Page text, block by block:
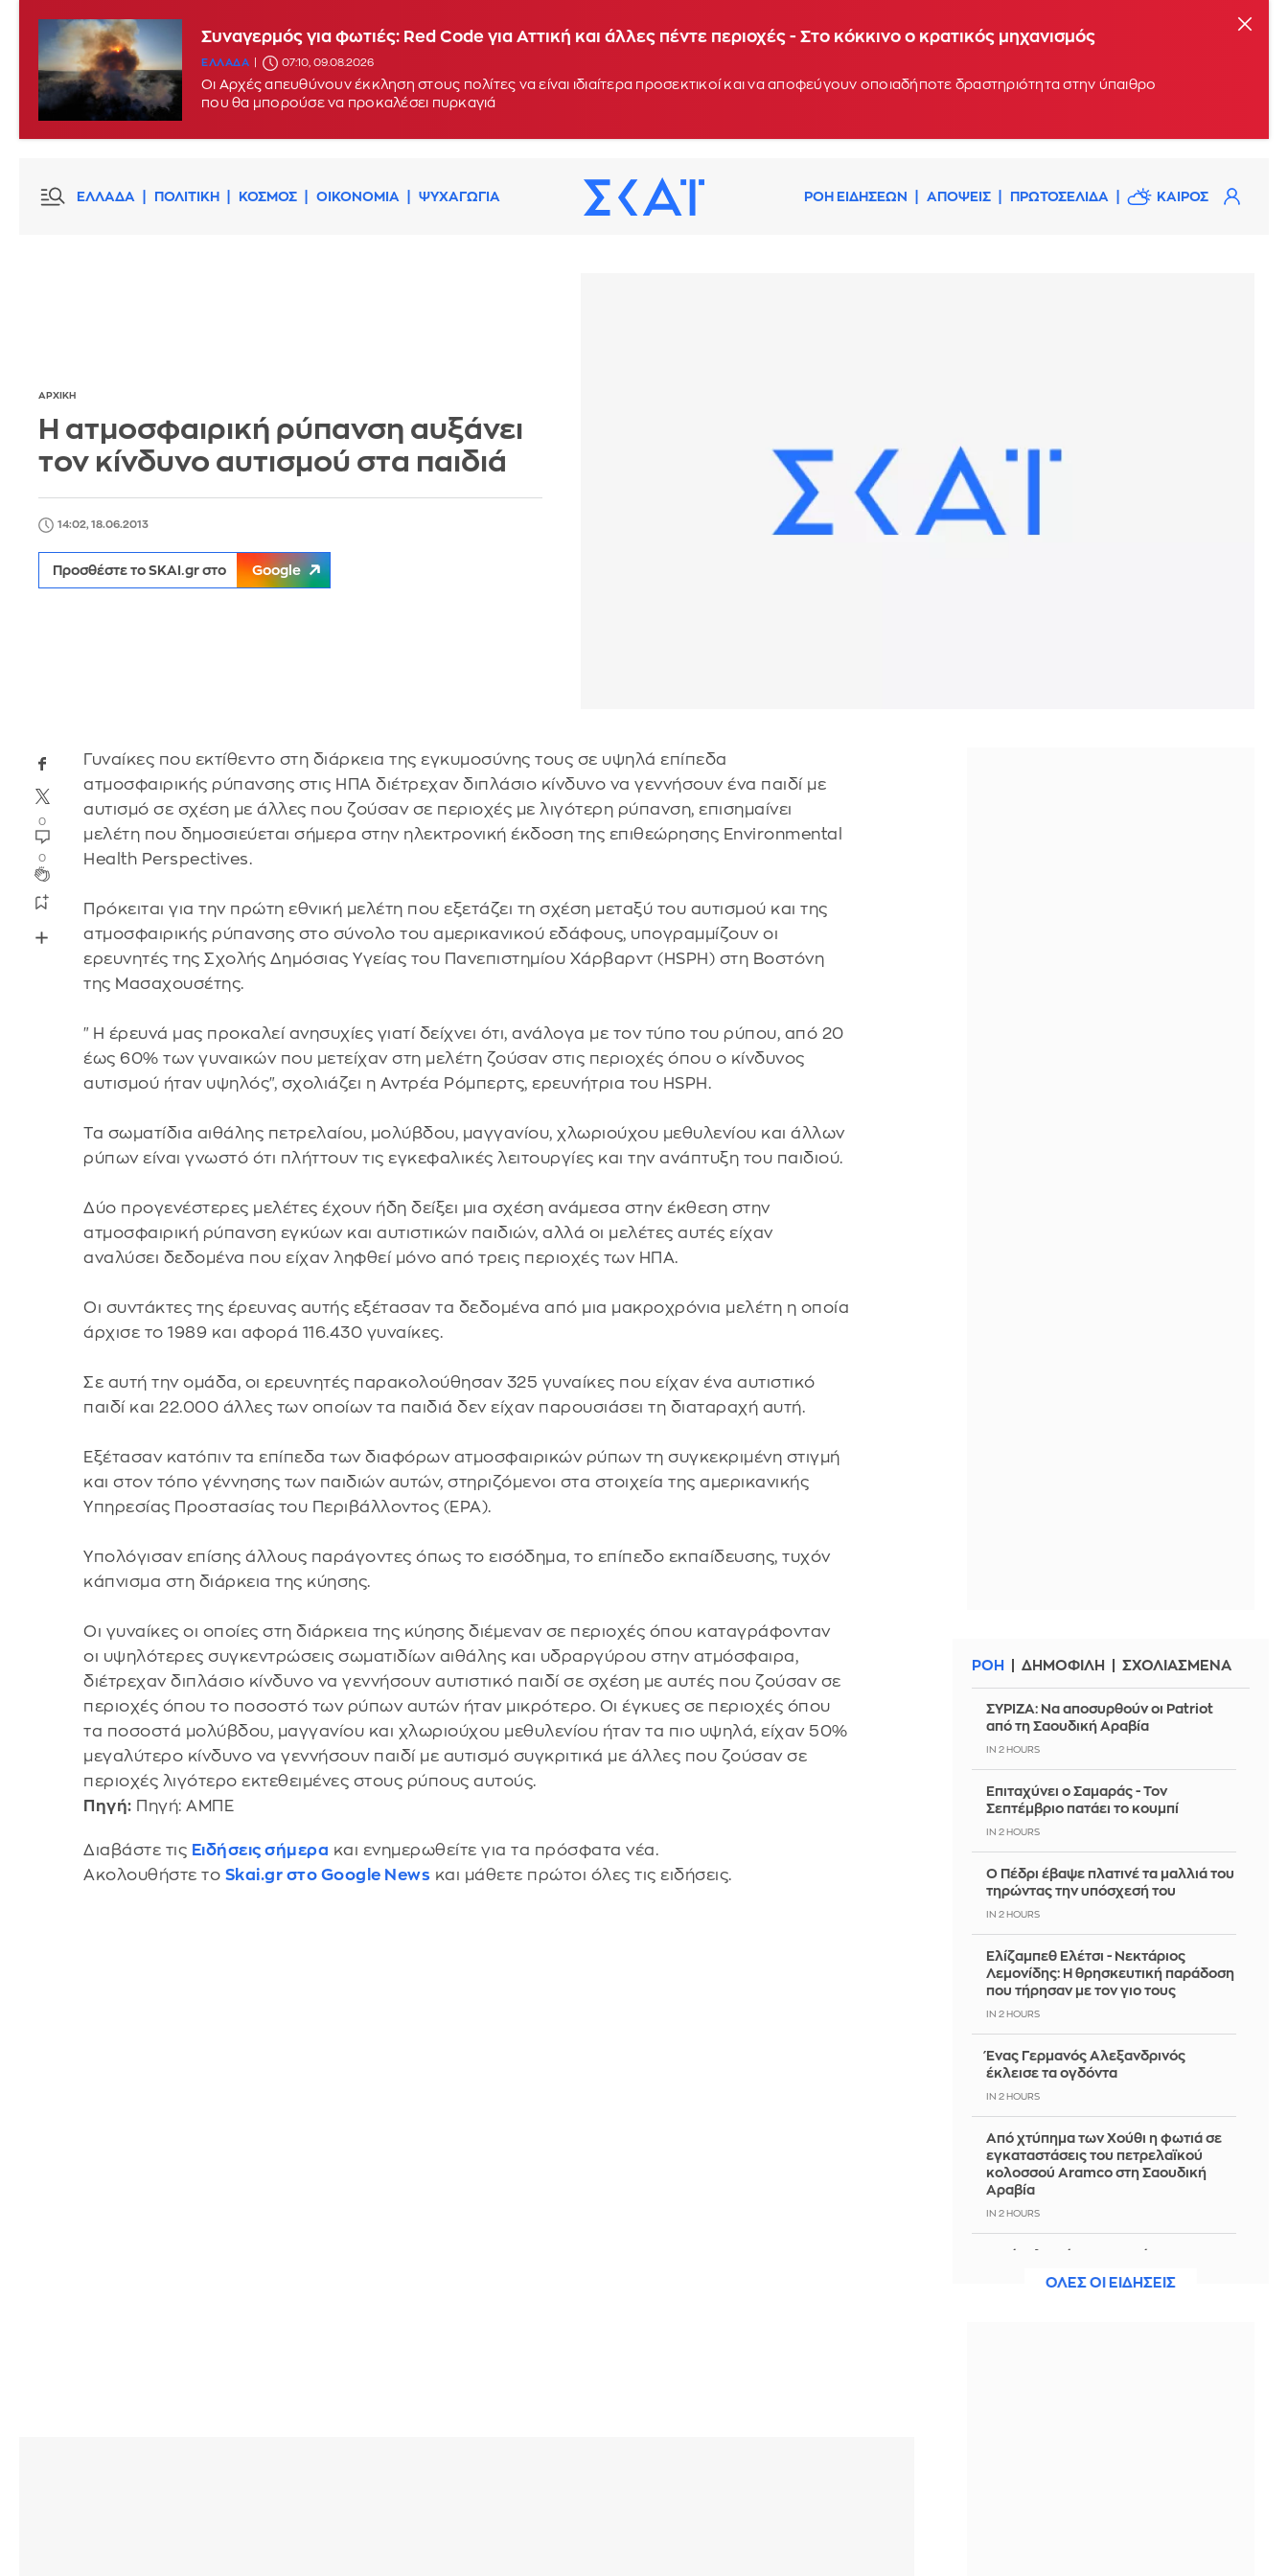
Συναγερμός για φωτιές: Red Code για Αττική και άλλες πέντε περιοχές - Στο κόκκινο ο κρατικός μηχανισμός
ΕΛΛΑΔΑ 07:10, 09.08.2026
Οι Αρχές απευθύνουν έκκληση στους πολίτες να είναι ιδιαίτερα προσεκτικοί και να αποφεύγουν οποιαδήποτε δραστηριότητα στην ύπαιθρο
που θα μπορούσε να προκαλέσει πυρκαγιά
ΕΛΛΑΔΑ ΠΟΛΙΤΙΚΗ ΚΟΣΜΟΣ ΟΙΚΟΝΟΜΙΑ ΨΥΧΑΓΩΓΙΑ ΡΟΗ ΕΙΔΗΣΕΩΝ ΑΠΟΨΕΙΣ ΠΡΩΤΟΣΕΛΙΔΑ ΚΑΙΡΟΣ
ΑΡΧΙΚΗ
Η ατμοσφαιρική ρύπανση αυξάνει
τον κίνδυνο αυτισμού στα παιδιά
14:02, 18.06.2013
Προσθέστε το SKAI.gr στο Google
0
0
Γυναίκες που εκτίθεντο στη διάρκεια της εγκυμοσύνης τους σε υψηλά επίπεδα
ατμοσφαιρικής ρύπανσης στις ΗΠΑ διέτρεχαν διπλάσιο κίνδυνο να γεννήσουν ένα παιδί με
αυτισμό σε σχέση με άλλες που ζούσαν σε περιοχές με λιγότερη ρύπανση, επισημαίνει
μελέτη που δημοσιεύεται σήμερα στην ηλεκτρονική έκδοση της επιθεώρησης Environmental
Health Perspectives.
Πρόκειται για την πρώτη εθνική μελέτη που εξετάζει τη σχέση μεταξύ του αυτισμού και της
ατμοσφαιρικής ρύπανσης στο σύνολο του αμερικανικού εδάφους, υπογραμμίζουν οι
ερευνητές της Σχολής Δημόσιας Υγείας του Πανεπιστημίου Χάρβαρντ (HSPH) στη Βοστόνη
της Μασαχουσέτης.
"Η έρευνά μας προκαλεί ανησυχίες γιατί δείχνει ότι, ανάλογα με τον τύπο του ρύπου, από 20
έως 60% των γυναικών που μετείχαν στη μελέτη ζούσαν στις περιοχές όπου ο κίνδυνος
αυτισμού ήταν υψηλός", σχολιάζει η Αντρέα Ρόμπερτς, ερευνήτρια του HSPH.
Τα σωματίδια αιθάλης πετρελαίου, μολύβδου, μαγγανίου, χλωριούχου μεθυλενίου και άλλων
ρύπων είναι γνωστό ότι πλήττουν τις εγκεφαλικές λειτουργίες και την ανάπτυξη του παιδιού.
Δύο προγενέστερες μελέτες έχουν ήδη δείξει μια σχέση ανάμεσα στην έκθεση στην
ατμοσφαιρική ρύπανση εγκύων και αυτιστικών παιδιών, αλλά οι μελέτες αυτές είχαν
αναλύσει δεδομένα που είχαν ληφθεί μόνο από τρεις περιοχές των ΗΠΑ.
Οι συντάκτες της έρευνας αυτής εξέτασαν τα δεδομένα από μια μακροχρόνια μελέτη η οποία
άρχισε το 1989 και αφορά 116.430 γυναίκες.
Σε αυτή την ομάδα, οι ερευνητές παρακολούθησαν 325 γυναίκες που είχαν ένα αυτιστικό
παιδί και 22.000 άλλες των οποίων τα παιδιά δεν είχαν παρουσιάσει τη διαταραχή αυτή.
Εξέτασαν κατόπιν τα επίπεδα των διαφόρων ατμοσφαιρικών ρύπων τη συγκεκριμένη στιγμή
και στον τόπο γέννησης των παιδιών αυτών, στηριζόμενοι στα στοιχεία της αμερικανικής
Υπηρεσίας Προστασίας του Περιβάλλοντος (ΕΡΑ).
Υπολόγισαν επίσης άλλους παράγοντες όπως το εισόδημα, το επίπεδο εκπαίδευσης, τυχόν
κάπνισμα στη διάρκεια της κύησης.
Οι γυναίκες οι οποίες στη διάρκεια της κύησης διέμεναν σε περιοχές όπου καταγράφονταν
οι υψηλότερες συγκεντρώσεις σωματιδίων αιθάλης και υδραργύρου στην ατμόσφαιρα,
διέτρεχαν διπλάσιο κίνδυνο να γεννήσουν αυτιστικό παιδί σε σχέση με αυτές που ζούσαν σε
περιοχές όπου το ποσοστό των ρύπων αυτών ήταν μικρότερο. Οι έγκυες σε περιοχές όπου
τα ποσοστά μολύβδου, μαγγανίου και χλωριούχου μεθυλενίου ήταν τα πιο υψηλά, είχαν 50%
μεγαλύτερο κίνδυνο να γεννήσουν παιδί με αυτισμό συγκριτικά με άλλες που ζούσαν σε
περιοχές λιγότερο εκτεθειμένες στους ρύπους αυτούς.
Πηγή: Πηγή: ΑΜΠΕ
Διαβάστε τις Ειδήσεις σήμερα και ενημερωθείτε για τα πρόσφατα νέα.
Ακολουθήστε το Skai.gr στο Google News και μάθετε πρώτοι όλες τις ειδήσεις.
ΡΟΗ ΔΗΜΟΦΙΛΗ ΣΧΟΛΙΑΣΜΕΝΑ
ΣΥΡΙΖΑ: Να αποσυρθούν οι Patriot
από τη Σαουδική Αραβία
IN 2 HOURS
Επιταχύνει ο Σαμαράς - Τον
Σεπτέμβριο πατάει το κουμπί
IN 2 HOURS
Ο Πέδρι έβαψε πλατινέ τα μαλλιά του
τηρώντας την υπόσχεσή του
IN 2 HOURS
Ελίζαμπεθ Ελέτσι - Νεκτάριος
Λεμονίδης: Η θρησκευτική παράδοση
που τήρησαν με τον γιο τους
IN 2 HOURS
Ένας Γερμανός Αλεξανδρινός
έκλεισε τα ογδόντα
IN 2 HOURS
Από χτύπημα των Χούθι η φωτιά σε
εγκαταστάσεις του πετρελαϊκού
κολοσσού Aramco στη Σαουδική
Αραβία
IN 2 HOURS
Ο Ράσελ Κρόου συναντά την
θρίλερ «Bluefly»ΟΛΕΣ ΟΙ ΕΙΔΗΣΕΙΣ